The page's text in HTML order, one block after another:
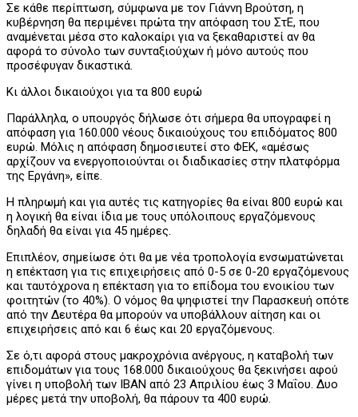
Σε κάθε περίπτωση, σύμφωνα με τον Γιάννη Βρούτση, η
κυβέρνηση θα περιμένει πρώτα την απόφαση του ΣτΕ, που
αναμένεται μέσα στο καλοκαίρι για να ξεκαθαριστεί αν θα
αφορά το σύνολο των συνταξιούχων ή μόνο αυτούς που
προσέφυγαν δικαστικά.
Κι άλλοι δικαιούχοι για τα 800 ευρώ
Παράλληλα, ο υπουργός δήλωσε ότι σήμερα θα υπογραφεί η
απόφαση για 160.000 νέους δικαιούχους του επιδόματος 800
ευρώ. Μόλις η απόφαση δημοσιευτεί στο ΦΕΚ, «αμέσως
αρχίζουν να ενεργοποιούνται οι διαδικασίες στην πλατφόρμα
της Εργάνη», είπε.
Η πληρωμή και για αυτές τις κατηγορίες θα είναι 800 ευρώ και
η λογική θα είναι ίδια με τους υπόλοιπους εργαζόμενους
δηλαδή θα είναι για 45 ημέρες.
Επιπλέον, σημείωσε ότι θα με νέα τροπολογία ενσωματώνεται
η επέκταση για τις επιχειρήσεις από 0-5 σε 0-20 εργαζόμενους
και ταυτόχρονα η επέκταση για το επίδομα του ενοικίου των
φοιτητών (το 40%). Ο νόμος θα ψηφιστεί την Παρασκευή οπότε
από την Δευτέρα θα μπορούν να υποβάλλουν αίτηση και οι
επιχειρήσεις από και 6 έως και 20 εργαζόμενους.
Σε ό,τι αφορά στους μακροχρόνια ανέργους, η καταβολή των
επιδομάτων για τους 168.000 δικαιούχους θα ξεκινήσει αφού
γίνει η υποβολή των IBAN από 23 Απριλίου έως 3 Μαΐου. Δυο
μέρες μετά την υποβολή, θα πάρουν τα 400 ευρώ.